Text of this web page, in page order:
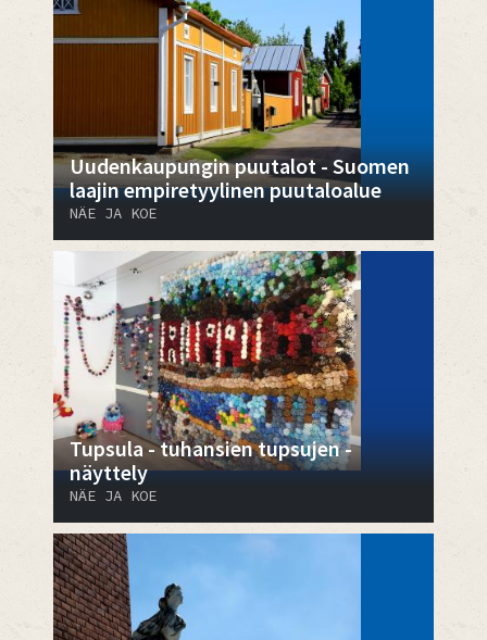
Uudenkaupungin puutalot - Suomen
laajin empiretyylinen puutaloalue
NÄE JA KOE
Tupsula - tuhansien tupsujen -
näyttely
NÄE JA KOE